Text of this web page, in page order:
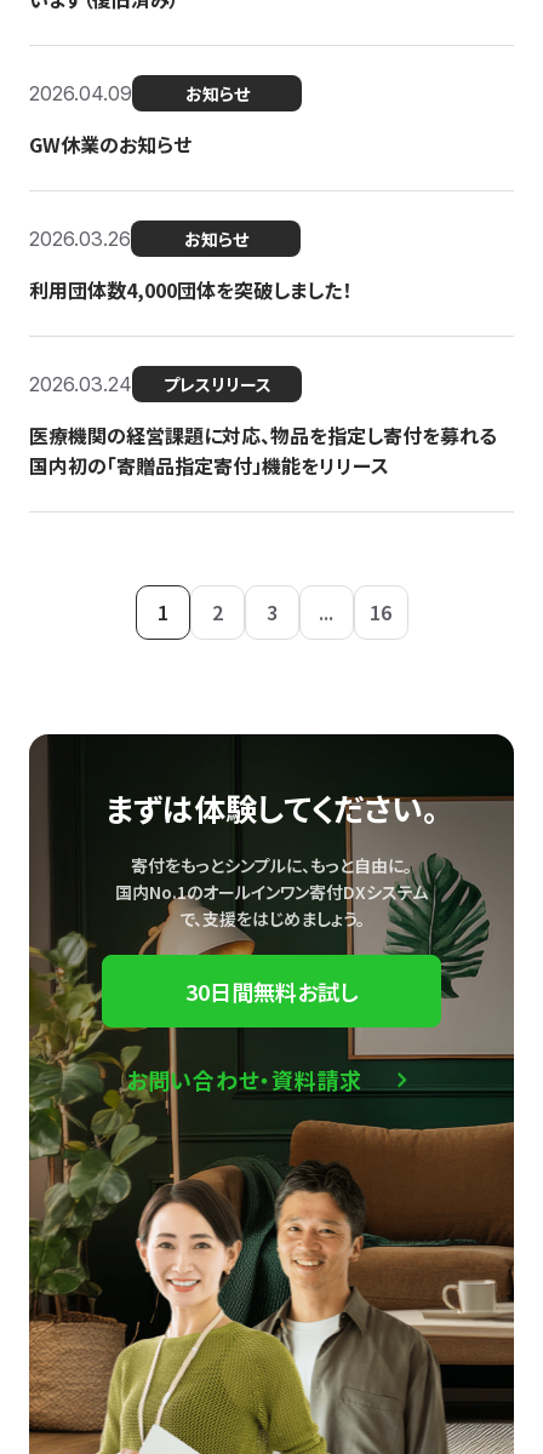
2026.04.09 お知らせ
GW休業のお知らせ
2026.03.26 お知らせ
利用団体数4,000団体を突破しました！
2026.03.24 プレスリリース
医療機関の経営課題に対応、物品を指定し寄付を募れる
国内初の「寄贈品指定寄付」機能をリリース
1 2 3 ... 16
まずは体験してください。
寄付をもっとシンプルに、もっと自由に。
国内No.1のオールインワン寄付DXシステム
で、支援をはじめましょう。
30日間無料お試し
お問い合わせ・資料請求